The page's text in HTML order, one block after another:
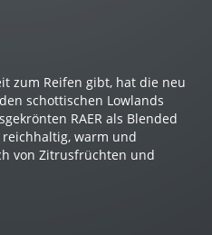
zum Reifen gibt, hat die neu
schottischen Lowlands
RAER als Blended
warm und
von Zitrusfrüchten und